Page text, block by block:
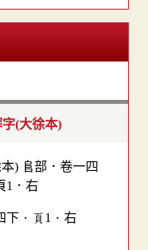
(大徐本)
下．頁1．右